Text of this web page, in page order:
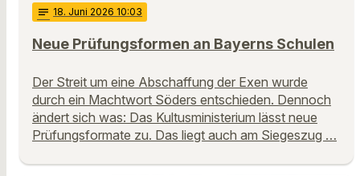
notes 18. Juni 2026 10:03
Neue Prüfungsformen an Bayerns Schulen
Der Streit um eine Abschaffung der Exen wurde
durch ein Machtwort Söders entschieden. Dennoch
ändert sich was: Das Kultusministerium lässt neue
Prüfungsformate zu. Das liegt auch am Siegeszug …